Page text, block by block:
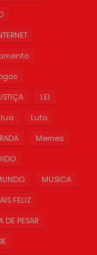
LEI
lua
Luto
Memes
MUSICA
FELIZ
DE PESAR